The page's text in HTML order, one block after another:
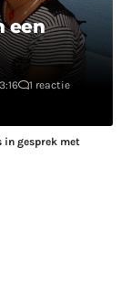
een
1 reactie
in gesprek met